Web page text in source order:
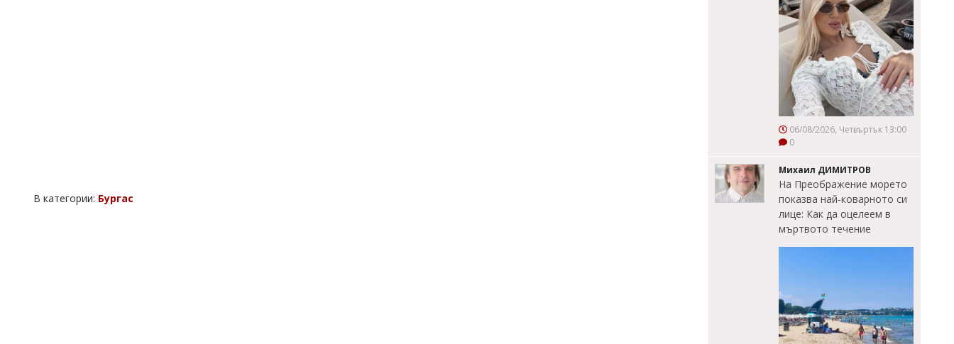
В категории: Бургас
06/08/2026, Четвъртък 13:00
0
Михаил ДИМИТРОВ
На Преображение морето
показва най-коварното си
лице: Как да оцелеем в
мъртвото течение